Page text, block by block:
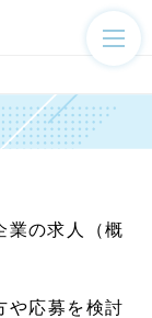
業の求人（概
や応募を検討